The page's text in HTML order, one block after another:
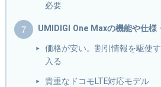
必要
UMIDIGI One Maxの機能や仕様
価格が安い。割引情報を駆使
入る
貴重なドコモLTE対応モデル